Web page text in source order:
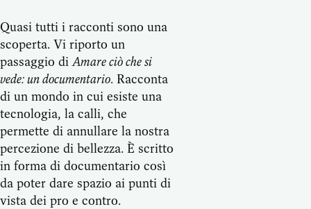
Quasi tutti i racconti sono una
scoperta. Vi riporto un
passaggio di Amare ciò che si
vede: un documentario. Racconta
di un mondo in cui esiste una
tecnologia, la calli, che
permette di annullare la nostra
percezione di bellezza. È scritto
in forma di documentario così
da poter dare spazio ai punti di
vista dei pro e contro.